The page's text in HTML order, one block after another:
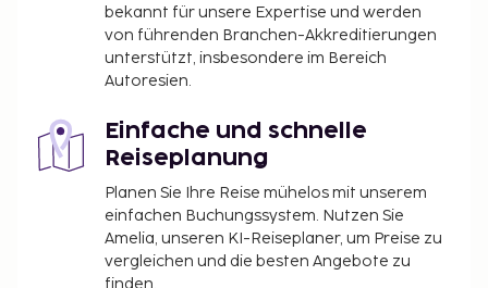
bekannt für unsere Expertise und werden
von führenden Branchen-Akkreditierungen
unterstützt, insbesondere im Bereich
Autoresien.
Einfache und schnelle
Reiseplanung
Planen Sie Ihre Reise mühelos mit unserem
einfachen Buchungssystem. Nutzen Sie
Amelia, unseren KI-Reiseplaner, um Preise zu
vergleichen und die besten Angebote zu
finden.